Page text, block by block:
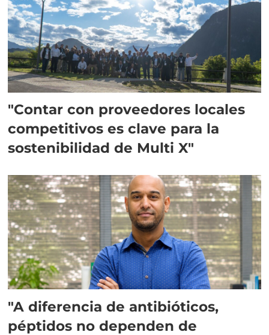
"Contar con proveedores locales
competitivos es clave para la
sostenibilidad de Multi X"
"A diferencia de antibióticos,
péptidos no dependen de